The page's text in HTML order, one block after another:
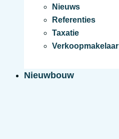
Nieuws
Referenties
Taxatie
Verkoopmakelaar
Nieuwbouw